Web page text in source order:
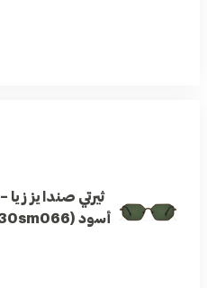
ثيرتي صندايز زيا –
أسود (30sm066)